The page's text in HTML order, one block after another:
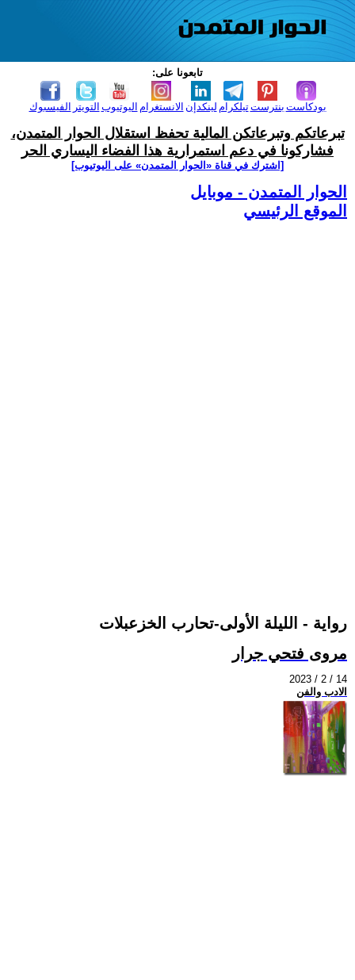
تابعونا على:
الفيسبوك التويتر اليوتيوب الانستغرام لينكدإن تيلكرامبنترست بودكاست
تبرعاتكم وتبرعاتكن المالية تحفظ استقلال الحوار المتمدن،
فشاركونا في دعم استمرارية هذا الفضاء اليساري الحر
[اشترك في قناة ‫«الحوار المتمدن» على اليوتيوب]
الحوار المتمدن - موبايل
الموقع الرئيسي
رواية - الليلة الأولى-تحارب الخزعبلات
مروى فتحي جرار
2023 / 2 / 14
الادب والفن